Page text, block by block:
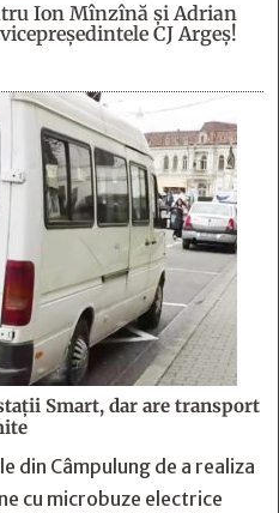
Ion Mînzînă şi Adrian
CJ Argeş!
Smart, dar are transport
din Câmpulung de a realiza
cu microbuze electrice